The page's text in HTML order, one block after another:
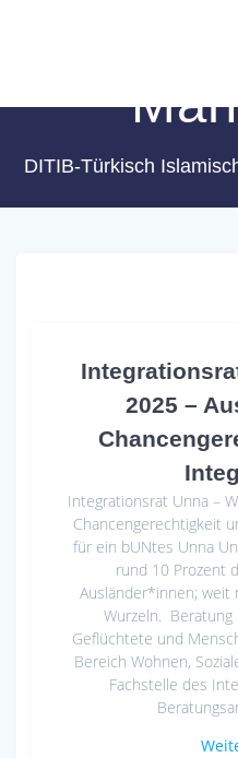
DITIB-Türkisch
2025 –
Integrationsrat Unna –
Chancengerechtigkeit
für ein bUNtes Unna
rund 10 Prozent
Ausländer*innen; weit
Wurzeln.
Geflüchtete und
Bereich Wohnen,
Fachstelle des